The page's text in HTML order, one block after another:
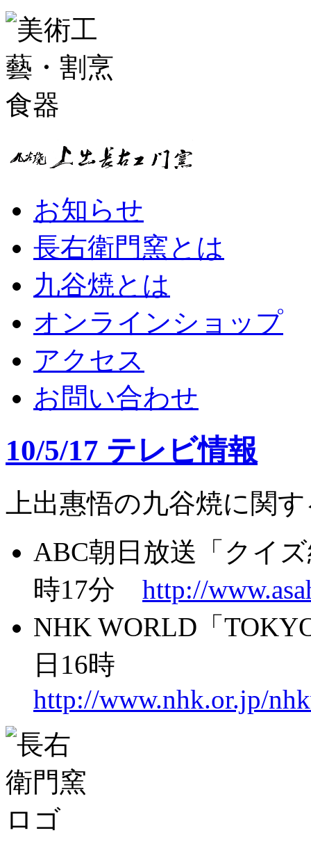
お知らせ
長右衛門窯とは
九谷焼とは
オンラインショップ
アクセス
お問い合わせ
10/5/17 テレビ情報
上出惠悟の九谷焼に関
ABC朝日放送「クイ
時17分 http://
NHK WORLD「
日16時
http://www.nhk.or.jp/